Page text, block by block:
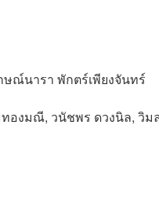
ณ์นารา พักตร์เพียงจันทร์
องมณี, วนัชพร ดวงนิล, วิ